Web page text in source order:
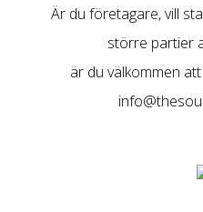
Är du företagare, vill
större partier
är du välkommen